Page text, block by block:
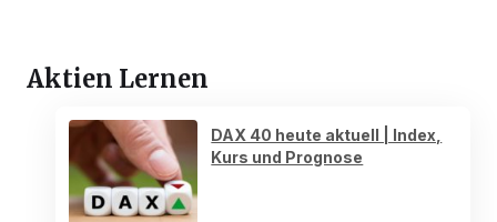
Aktien Lernen
DAX 40 heute aktuell | Index,
Kurs und Prognose